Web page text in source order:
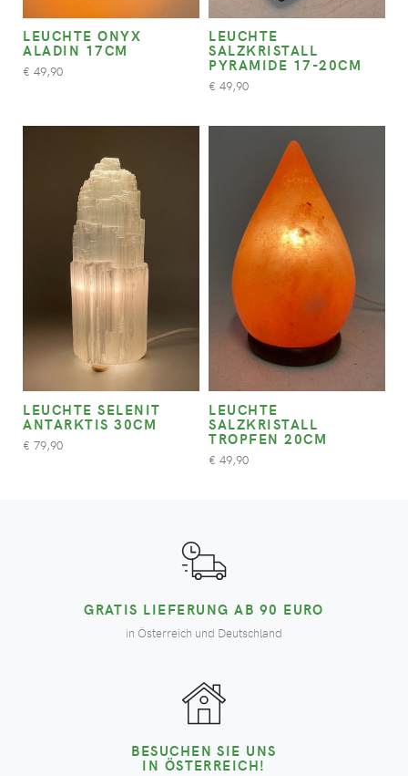
LEUCHTE ONYX
ALADIN 17CM
€ 49,90
LEUCHTE
SALZKRISTALL
PYRAMIDE 17-20CM
€ 49,90
LEUCHTE SELENIT
ANTARKTIS 30CM
€ 79,90
LEUCHTE
SALZKRISTALL
TROPFEN 20CM
€ 49,90
GRATIS LIEFERUNG AB 90 EURO
in Österreich und Deutschland
BESUCHEN SIE UNS
IN ÖSTERREICH!